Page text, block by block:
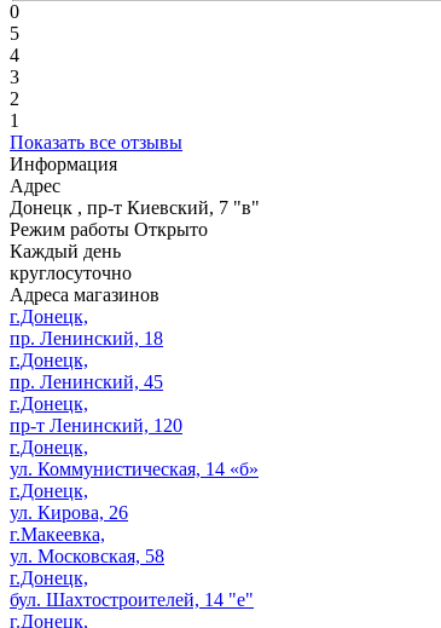
0
5
4
3
2
1
Показать все отзывы
Информация
Адрес
Донецк , пр-т Киевский, 7 "в"
Режим работы Открыто
Каждый день
круглосуточно
Адреса магазинов
г.Донецк,
пр. Ленинский, 18
г.Донецк,
пр. Ленинский, 45
г.Донецк,
пр-т Ленинский, 120
г.Донецк,
ул. Коммунистическая, 14 «б»
г.Донецк,
ул. Кирова, 26
г.Макеевка,
ул. Московская, 58
г.Донецк,
бул. Шахтостроителей, 14 "е"
г.Донецк,